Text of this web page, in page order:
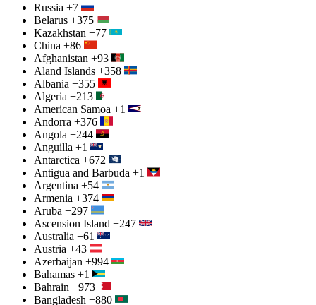
Russia +7
Belarus +375
Kazakhstan +77
China +86
Afghanistan +93
Aland Islands +358
Albania +355
Algeria +213
American Samoa +1
Andorra +376
Angola +244
Anguilla +1
Antarctica +672
Antigua and Barbuda +1
Argentina +54
Armenia +374
Aruba +297
Ascension Island +247
Australia +61
Austria +43
Azerbaijan +994
Bahamas +1
Bahrain +973
Bangladesh +880